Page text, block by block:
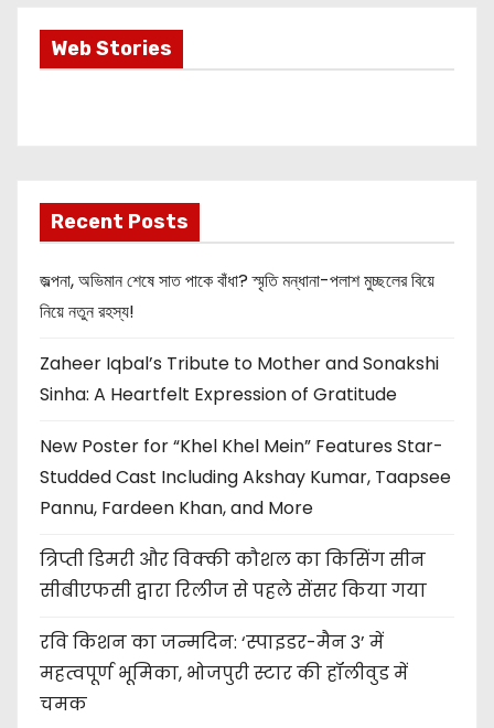
Web StoriesMost Important
Info about
Recent Posts
জল্পনা, অভিমান শেষে সাত পাকে বাঁধা? স্মৃতি মন্ধানা-পলাশ মুচ্ছলের বিয়ে
নিয়ে নতুন রহস্য!
Zaheer Iqbal’s Tribute to Mother and Sonakshi
Sinha: A Heartfelt Expression of Gratitude
New Poster for “Khel Khel Mein” Features Star-
Studded Cast Including Akshay Kumar, Taapsee
Pannu, Fardeen Khan, and More
त्रिप्ती डिमरी और विक्की कौशल का किसिंग सीन
सीबीएफसी द्वारा रिलीज से पहले सेंसर किया गया
रवि किशन का जन्मदिन: ‘स्पाइडर-मैन 3’ में
महत्वपूर्ण भूमिका, भोजपुरी स्टार की हॉलीवुड में
चमक